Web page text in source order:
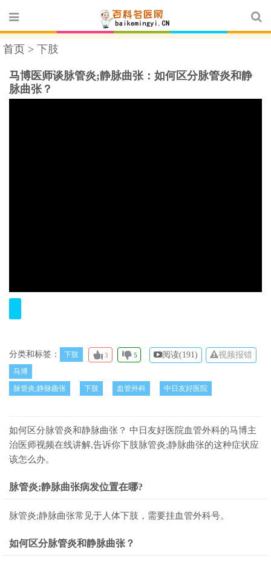
首页 > 下肢
马博医师谈脉管炎;静脉曲张：如何区分脉管炎和静
脉曲张？
3 5 阅读(191) 视频报错
分类和标签：
下肢
马博
脉管炎;静脉曲张
下肢 血管外科 中日友好医院
如何区分脉管炎和静脉曲张？ 中日友好医院血管外科的马博主
治医师视频在线讲解,告诉你下肢脉管炎;静脉曲张的这种症状应
该怎么办。
脉管炎;静脉曲张病发位置在哪?
脉管炎;静脉曲张常见于人体下肢，需要挂血管外科号。
如何区分脉管炎和静脉曲张？